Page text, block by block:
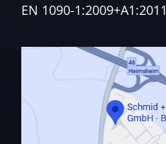
EN 1090-1:2009+A1:2011